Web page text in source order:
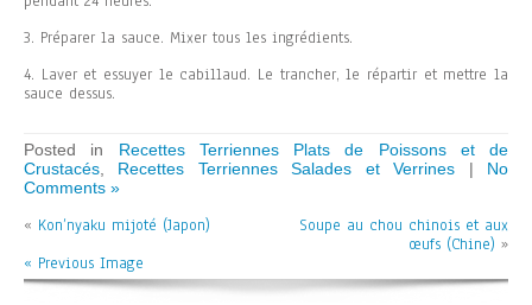
3. Préparer la sauce. Mixer tous les ingrédients.
4. Laver et essuyer le cabillaud. Le trancher, le répartir et mettre la
sauce dessus.
Posted in Recettes Terriennes Plats de Poissons et de
Crustacés
Recettes Terriennes Salades et Verrines | No
Comments »
« Kon’nyaku mijoté (Japon)
Soupe au chou chinois et aux
œufs (Chine) »
« Previous Image